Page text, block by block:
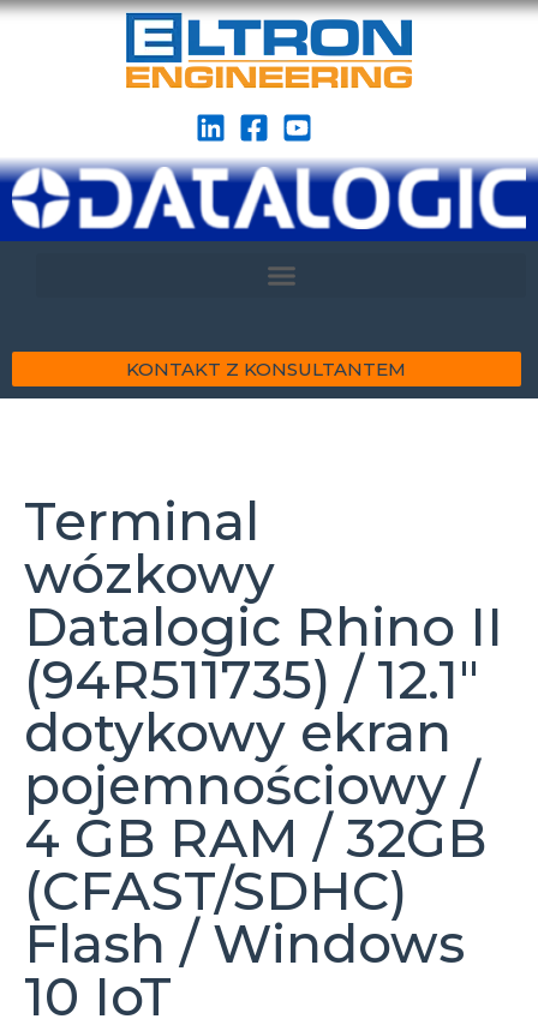
KONTAKT Z KONSULTANTEM
Terminal
wózkowy
Datalogic Rhino II
(94R511735) / 12.1″
dotykowy ekran
pojemnościowy /
4 GB RAM / 32GB
(CFAST/SDHC)
Flash / Windows
10 IoT